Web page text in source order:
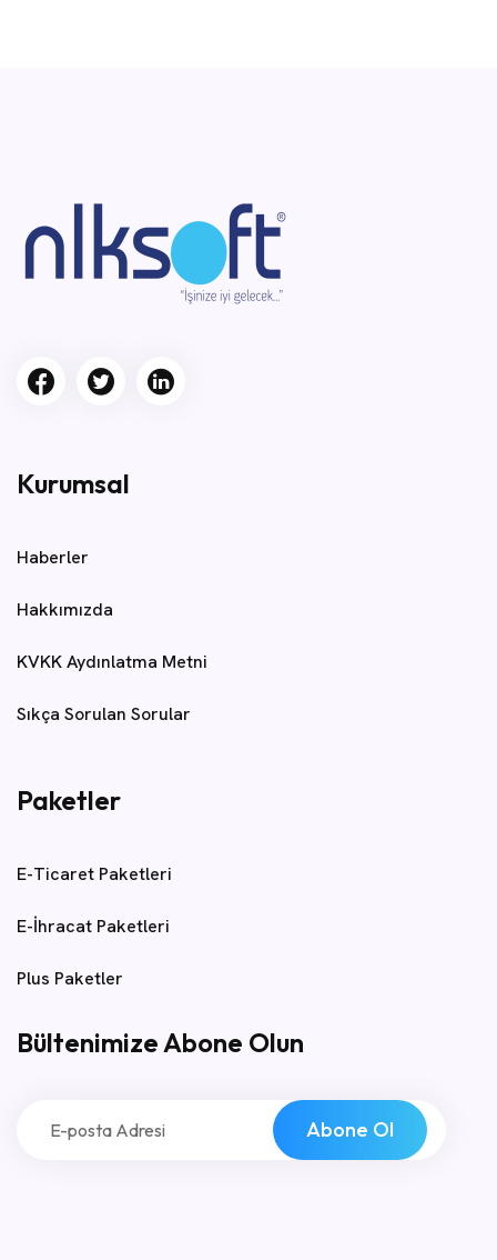
Kurumsal
Haberler
Hakkımızda
KVKK Aydınlatma Metni
Sıkça Sorulan Sorular
Paketler
E-Ticaret Paketleri
E-İhracat Paketleri
Plus Paketler
Bültenimize Abone Olun
Abone Ol